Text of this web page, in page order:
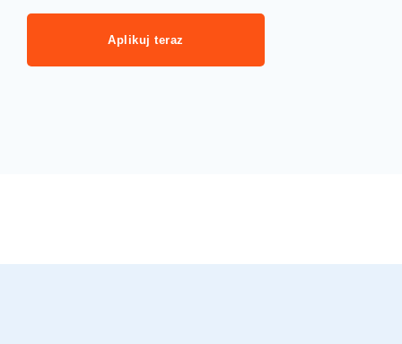
Aplikuj teraz